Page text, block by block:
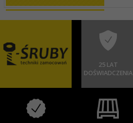
25 LAT
DOŚWIADCZENIA